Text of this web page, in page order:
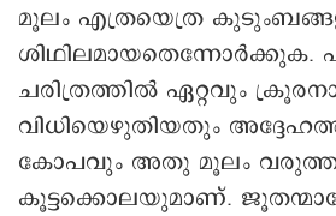
മൂലം എത്രയെത്ര
ശിഥിലമായതെന്നോർക്കുക.
ചരിത്രത്തിൽ ഏറ്റവും
വിധിയെഴുതിയതും
കോപവും അതു മൂലം
കൂട്ടക്കൊലയുമാണ്.